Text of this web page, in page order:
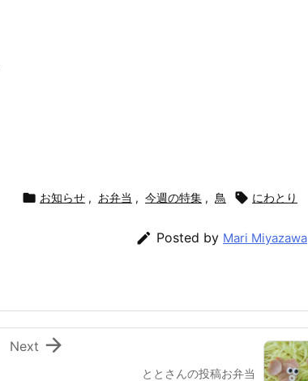
 お知らせ , お弁当 , 今週の特集 , 鳥  にわとり
 Posted by Mari Miyazawa
ととさんの投稿お弁当

Next